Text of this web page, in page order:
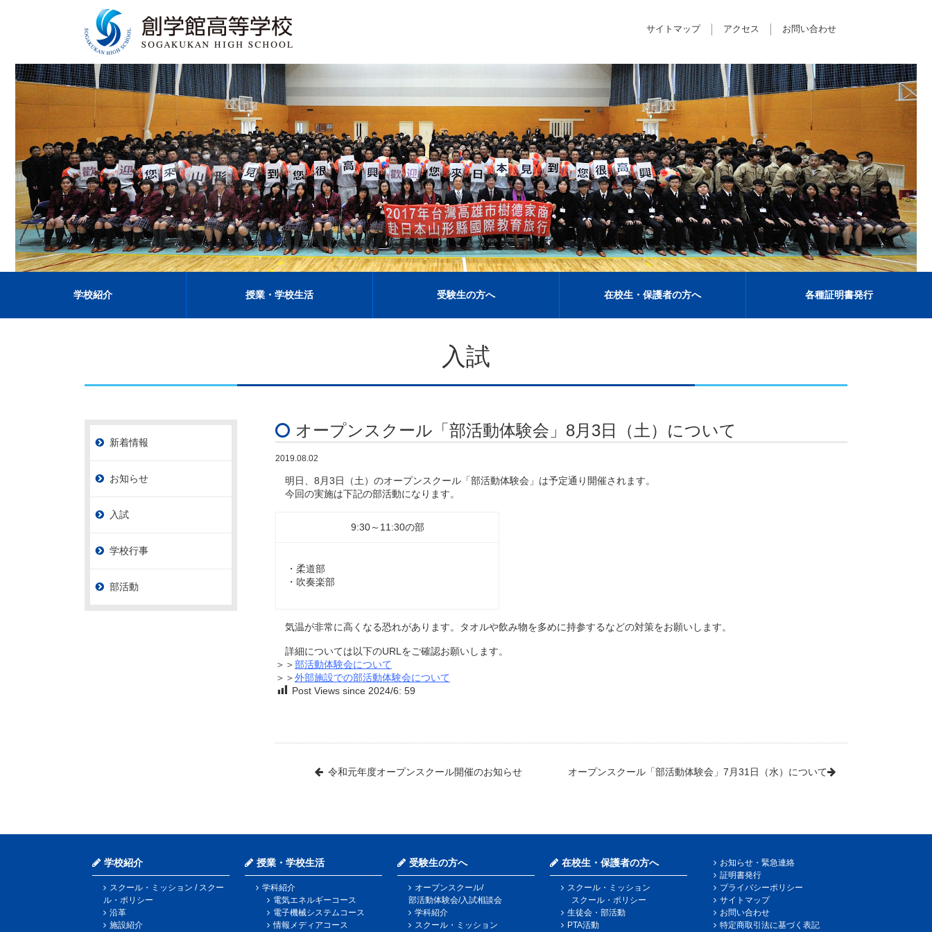
サイトマップ アクセス お問い合わせ
学校紹介 授業・学校生活 受験生の方へ 在校生・保護者の方へ 各種証明書発行
入試
新着情報
お知らせ
入試
学校行事
部活動
オープンスクール「部活動体験会」8月3日（土）について
2019.08.02
明日、8月3日（土）のオープンスクール「部活動体験会」は予定通り開催されます。
今回の実施は下記の部活動になります。
9:30～11:30の部
・柔道部
・吹奏楽部
気温が非常に高くなる恐れがあります。タオルや飲み物を多めに持参するなどの対策をお願いします。
詳細については以下のURLをご確認お願いします。
＞＞部活動体験会について
＞＞外部施設での部活動体験会について
Post Views since 2024/6: 59
令和元年度オープンスクール開催のお知らせ オープンスクール「部活動体験会」7月31日（水）について
学校紹介
スクール・ミッション / スクー
ル・ポリシー
沿革
施設紹介
授業・学校生活
学科紹介
電気エネルギーコース
電子機械システムコース
情報メディアコース
受験生の方へ
オープンスクール/
部活動体験会/入試相談会
学科紹介
スクール・ミッション
在校生・保護者の方へ
スクール・ミッション
スクール・ポリシー
生徒会・部活動
PTA活動
お知らせ・緊急連絡
証明書発行
プライバシーポリシー
サイトマップ
お問い合わせ
特定商取引法に基づく表記